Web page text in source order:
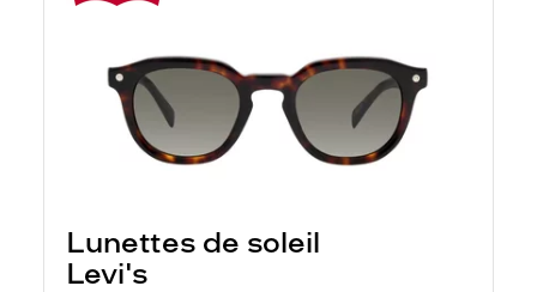
Lunettes de soleil
Levi's